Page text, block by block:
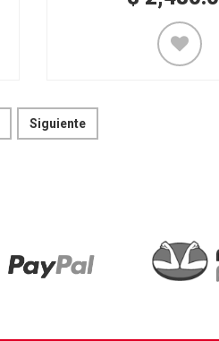
Siguiente